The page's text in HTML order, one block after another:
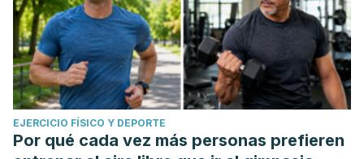
EJERCICIO FÍSICO Y DEPORTE
Por qué cada vez más personas prefieren